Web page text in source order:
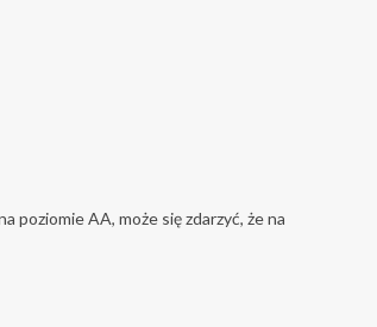
poziomie AA, może się zdarzyć, że na